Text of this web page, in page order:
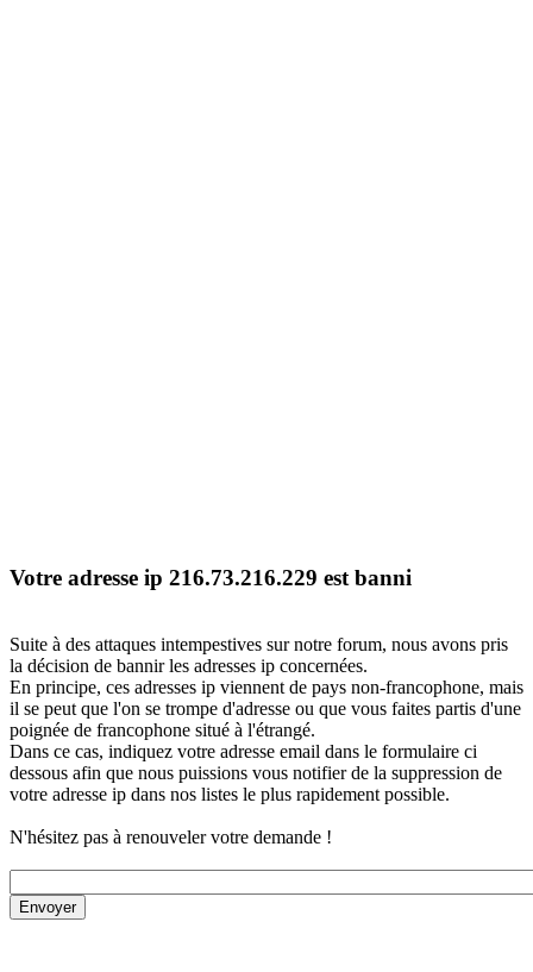
Votre adresse ip 216.73.216.229 est banni
Suite à des attaques intempestives sur notre forum, nous avons pris
la décision de bannir les adresses ip concernées.
En principe, ces adresses ip viennent de pays non-francophone, mais
il se peut que l'on se trompe d'adresse ou que vous faites partis d'une
poignée de francophone situé à l'étrangé.
Dans ce cas, indiquez votre adresse email dans le formulaire ci
dessous afin que nous puissions vous notifier de la suppression de
votre adresse ip dans nos listes le plus rapidement possible.
N'hésitez pas à renouveler votre demande !